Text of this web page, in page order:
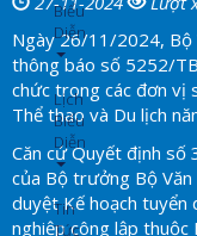
Biểu
Diễn
Lịch
Biểu
Diễn
Tin
Tức
Ngày 26/11/2024, Bộ
thông báo số 5252/
chức trong các đơn vị
Thể thao và Du lịch
Căn cứ Quyết định
của Bộ trưởng Bộ Văn
duyệt Kế hoạch
nghiệp công lập thuộc